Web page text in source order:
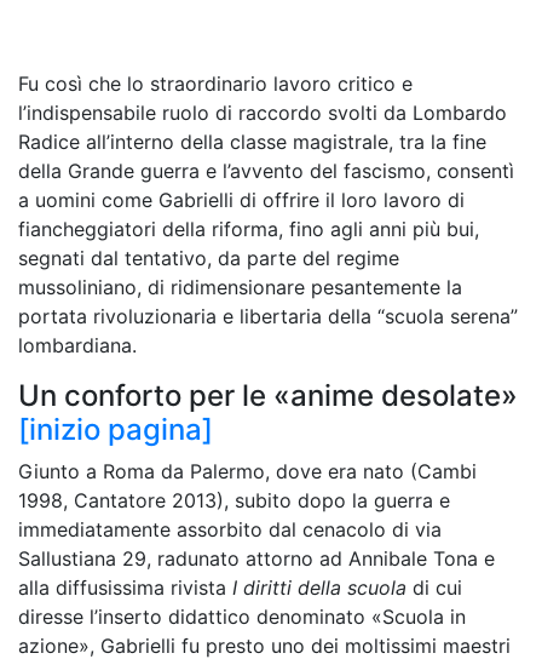
Fu così che lo straordinario lavoro critico e
l’indispensabile ruolo di raccordo svolti da Lombardo
Radice all’interno della classe magistrale, tra la fine
della Grande guerra e l’avvento del fascismo, consentì
a uomini come Gabrielli di offrire il loro lavoro di
fiancheggiatori della riforma, fino agli anni più bui,
segnati dal tentativo, da parte del regime
mussoliniano, di ridimensionare pesantemente la
portata rivoluzionaria e libertaria della “scuola serena”
lombardiana.
Un conforto per le «anime desolate»
[inizio pagina]
Giunto a Roma da Palermo, dove era nato (Cambi
1998, Cantatore 2013), subito dopo la guerra e
immediatamente assorbito dal cenacolo di via
Sallustiana 29, radunato attorno ad Annibale Tona e
alla diffusissima rivista I diritti della scuola di cui
diresse l’inserto didattico denominato «Scuola in
azione», Gabrielli fu presto uno dei moltissimi maestri